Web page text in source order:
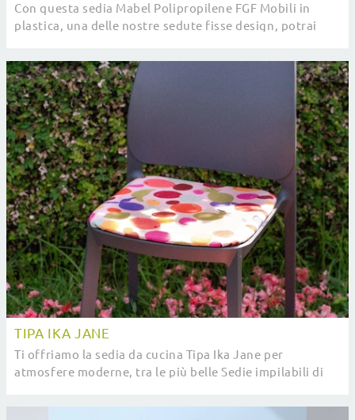
Con questa sedia Mabel Polipropilene FGF Mobili in
plastica, una delle nostre sedute fisse design, potrai
TIPA IKA JANE
Ti offriamo la sedia da cucina Tipa Ika Jane per
atmosfere moderne, tra le più belle Sedie impilabili di